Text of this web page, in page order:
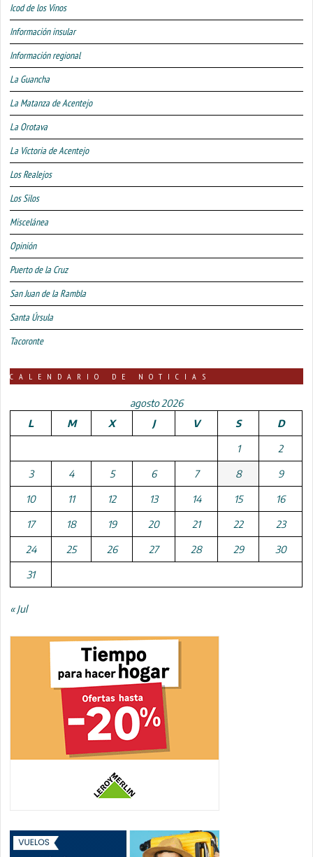
Icod de los Vinos
Información insular
Información regional
La Guancha
La Matanza de Acentejo
La Orotava
La Victoria de Acentejo
Los Realejos
Los Silos
Miscelánea
Opinión
Puerto de la Cruz
San Juan de la Rambla
Santa Úrsula
Tacoronte
CALENDARIO DE NOTICIAS
agosto 2026
L
M X J V S D
1 2
3 4 5 6 7 8 9
10 11 12 13 14 15 16
17 18 19 20 21 22 23
24 25 26 27 28 29 30
31
« Jul